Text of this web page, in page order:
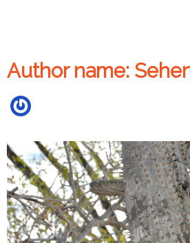
Author name: